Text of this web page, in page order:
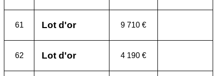
61 Lot d'or 9 710 €
62 Lot d'or 4 190 €